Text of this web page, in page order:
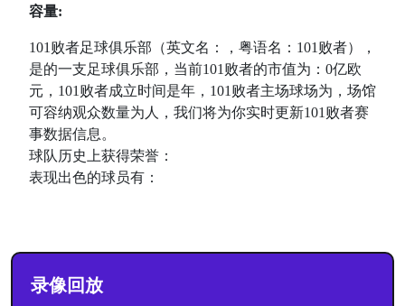
容量:
101败者足球俱乐部（英文名：，粤语名：101败者），
是的一支足球俱乐部，当前101败者的市值为：0亿欧
元，101败者成立时间是年，101败者主场球场为，场馆
可容纳观众数量为人，我们将为你实时更新101败者赛
事数据信息。
球队历史上获得荣誉：
表现出色的球员有：
录像回放